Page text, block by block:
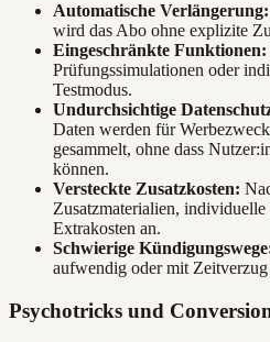
Automatische Verlängerung:
wird das Abo ohne explizite
Eingeschränkte Funktionen:
Prüfungssimulationen oder
Testmodus.
Undurchsichtige
Daten werden für
gesammelt, ohne dass
können.
Versteckte Zusatzkosten:
Zusatzmaterialien,
Extrakosten an.
Schwierige
aufwendig oder mit
Psychotricks und